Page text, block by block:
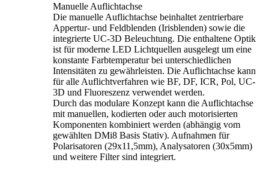
Manuelle Auflichtachse
Die manuelle Auflichtachse beinhaltet zentrierbare
Appertur- und Feldblenden (Irisblenden) sowie die
integrierte UC-3D Beleuchtung. Die enthaltene Optik
ist für moderne LED Lichtquellen ausgelegt um eine
konstante Farbtemperatur bei unterschiedlichen
Intensitäten zu gewährleisten. Die Auflichtachse kann
für alle Auflichtverfahren wie BF, DF, ICR, Pol, UC-
3D und Fluoreszenz verwendet werden.
Durch das modulare Konzept kann die Auflichtachse
mit manuellen, kodierten oder auch motorisierten
Komponenten kombiniert werden (abhängig vom
gewählten DMi8 Basis Stativ). Aufnahmen für
Polarisatoren (29x11,5mm), Analysatoren (30x5mm)
und weitere Filter sind integriert.